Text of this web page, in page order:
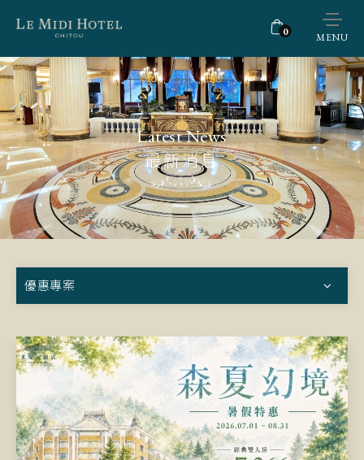
0 MENU
Latest News
最新消息
優惠專案